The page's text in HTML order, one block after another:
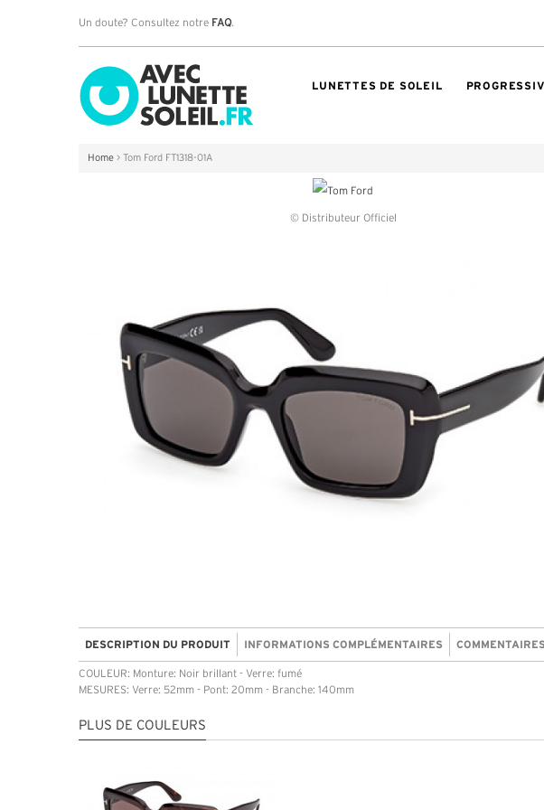
Un doute? Consultez notre FAQ.
LUNETTES DE SOLEIL
Home > Tom Ford FT1318-01A
© Distributeur Officiel
DESCRIPTION DU PRODUIT INFORMATIONS COMPLÉMENTAIRES COMMENTAIRES
COULEUR: Monture: Noir brillant - Verre: fumé
MESURES: Verre: 52mm - Pont: 20mm - Branche: 140mm
PLUS DE COULEURS